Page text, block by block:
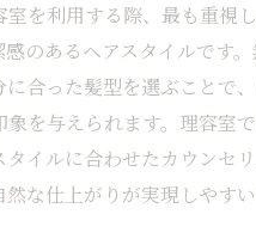
室を利用する際、最も重視
感のあるヘアスタイルです
に合った髪型を選ぶことで
象を与えられます。理容室
タイルに合わせたカウンセ
然な仕上がりが実現しやす